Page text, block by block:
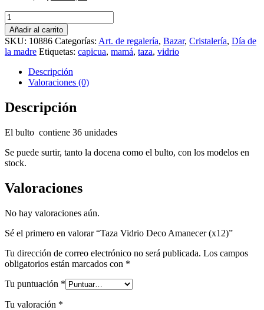
era:
$ 3.199,00.$ 2.999,00.
Taza
Vidrio
Deco
Amanecer
(x12)
cantidad
Añadir al carrito
SKU: 10886 Categorías: Art. de regalería, Bazar, Cristalería, Día de
la madre Etiquetas: capicua, mamá, taza, vidrio
Descripción
Valoraciones (0)
Descripción
El bulto contiene 36 unidades
Se puede surtir, tanto la docena como el bulto, con los modelos en
stock.
Valoraciones
No hay valoraciones aún.
Sé el primero en valorar “Taza Vidrio Deco Amanecer (x12)”
Tu dirección de correo electrónico no será publicada. Los campos
obligatorios están marcados con *
Tu puntuación *
Tu valoración *